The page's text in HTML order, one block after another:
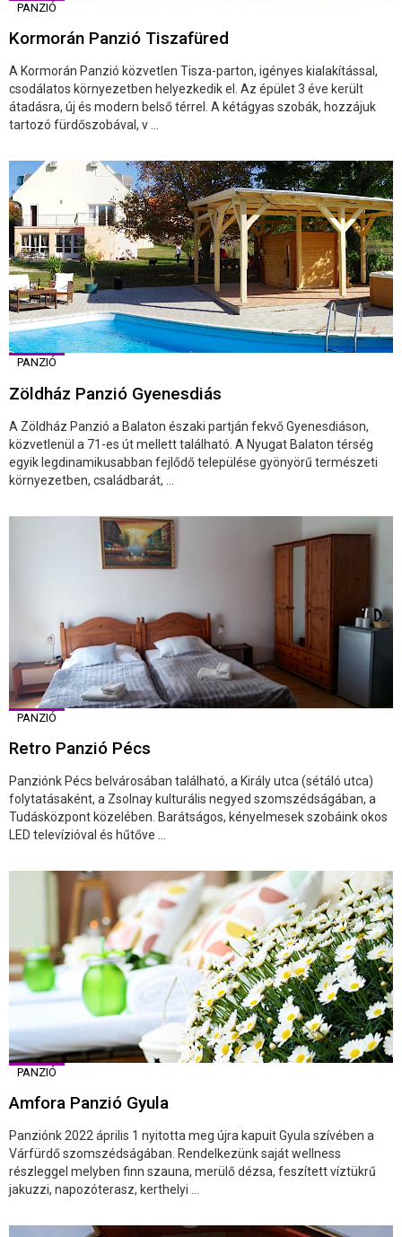
PANZIÓ
Kormorán Panzió Tiszafüred
A Kormorán Panzió közvetlen Tisza-parton, igényes kialakítással,
csodálatos környezetben helyezkedik el. Az épület 3 éve került
átadásra, új és modern belső térrel. A kétágyas szobák, hozzájuk
tartozó fürdőszobával, v ...
PANZIÓ
Zöldház Panzió Gyenesdiás
A Zöldház Panzió a Balaton északi partján fekvő Gyenesdiáson,
közvetlenül a 71-es út mellett található. A Nyugat Balaton térség
egyik legdinamikusabban fejlődő települése gyönyörű természeti
környezetben, családbarát, ...
PANZIÓ
Retro Panzió Pécs
Panziónk Pécs belvárosában található, a Király utca (sétáló utca)
folytatásaként, a Zsolnay kulturális negyed szomszédságában, a
Tudásközpont közelében. Barátságos, kényelmesek szobáink okos
LED televízióval és hűtőve ...
PANZIÓ
Amfora Panzió Gyula
Panziónk 2022 április 1 nyitotta meg újra kapuit Gyula szívében a
Várfürdő szomszédságában. Rendelkezünk saját wellness
részleggel melyben finn szauna, merülő dézsa, feszített víztükrű
jakuzzi, napozóterasz, kerthelyi ...